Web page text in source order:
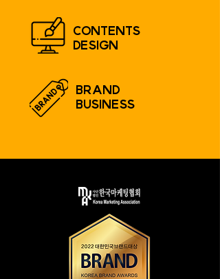
CONTENTS
DESIGN
BRAND
BUSINESS